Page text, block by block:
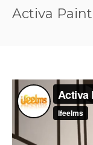
Activa